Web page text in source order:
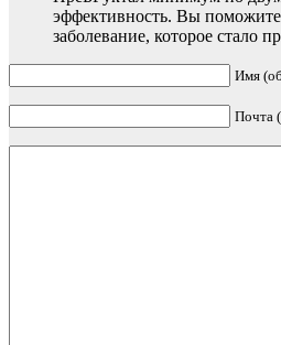
эффективность. Вы
заболевание, которое стало
Имя
Почта